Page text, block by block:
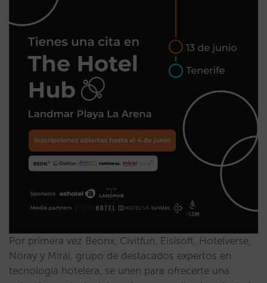
Por primera vez Beonx, Civitfun, Eisisoft, Hotelverse,
Noray y Mirai, grupo de destacados expertos en
tecnología hotelera, se unen para ofrecerte una